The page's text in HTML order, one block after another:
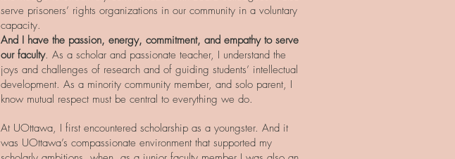
serve prisoners’ rights organizations in our community in a voluntary
capacity.
And I have the passion, energy, commitment, and empathy to serve
our faculty. As a scholar and passionate teacher, I understand the
joys and challenges of research and of guiding students’ intellectual
development. As a minority community member, and solo parent, I
know mutual respect must be central to everything we do.
At UOttawa, I first encountered scholarship as a youngster. And it
was UOttawa’s compassionate environment that supported my